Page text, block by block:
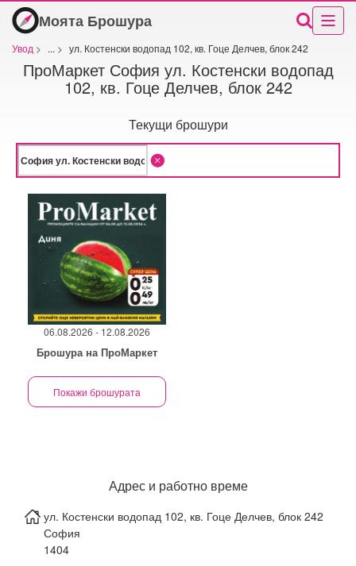
Моята Брошура
Увод > ... > ул. Костенски водопад 102, кв. Гоце Делчев, блок 242
ПроМаркет София ул. Костенски водопад
102, кв. Гоце Делчев, блок 242
Текущи брошури
06.08.2026 - 12.08.2026
Брошура на ПроМаркет
Покажи брошурата
Адрес и работно време
ул. Костенски водопад 102, кв. Гоце Делчев, блок 242
София
1404